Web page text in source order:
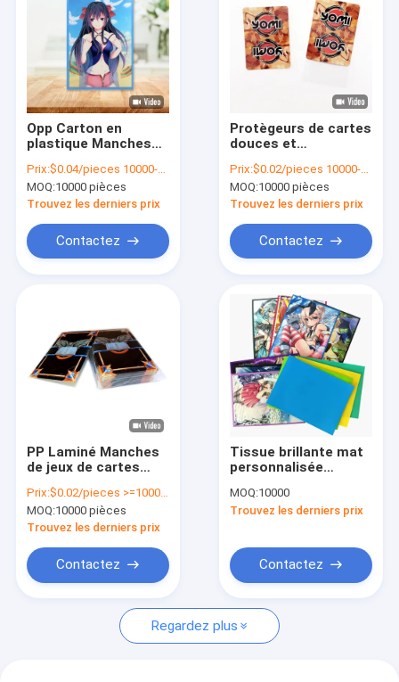
Vidéos
Nous contacter
Nouvelles
Demandez un devis
Opp Carton en
plastique Manches
dures Carte de
trading transparente
Manches en
Prix:$0.04/pieces 10000-99999 pieces
MOQ:10000 pièces
Trouvez les derniers prix
Contactez
Protègeurs de cartes
douces et
le stockage de
cartes de trading
sportives
Prix:$0.02/pieces 10000-49999 pieces
MOQ:10000 pièces
Trouvez les derniers prix
Contactez
PP Laminé Manches
de jeux de cartes
personnalisé Yugioh
Manches de cartes
avec couvercle
Prix:$0.02/pieces >=10000 pieces
MOQ:10000 pièces
Trouvez les derniers prix
Contactez
Tissue brillante mat
personnalisée
cartes Exquis
d'impression
MOQ:10000
Trouvez les derniers prix
Contactez
Regardez plus